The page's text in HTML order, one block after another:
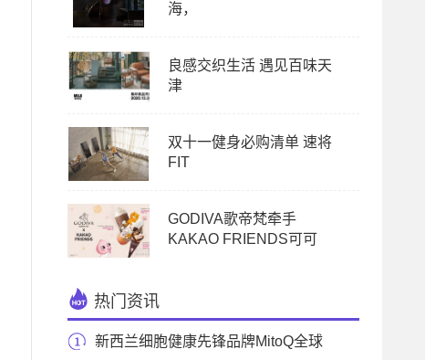
海，
良感交织生活 遇见百味天
津
双十一健身必购清单 速将
FIT
GODIVA歌帝梵牵手
KAKAO FRIENDS可可
热门资讯
新西兰细胞健康先锋品牌MitoQ全球